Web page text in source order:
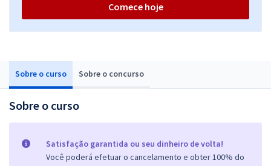
Sobre o curso Sobre o concurso
Sobre o curso
Satisfação garantida ou seu dinheiro de volta!
Você poderá efetuar o cancelamento e obter 100% do
Comece hoje